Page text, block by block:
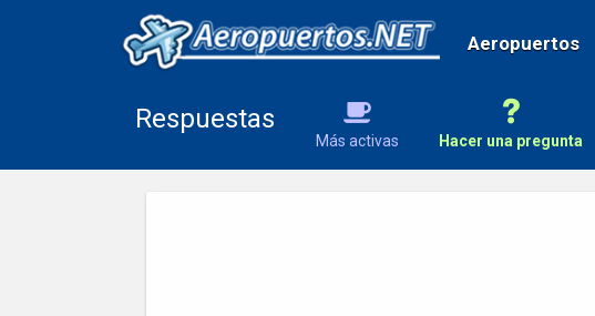
Aeropuertos
Respuestas
Más activas Hacer una pregunta